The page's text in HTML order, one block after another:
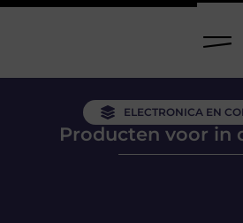
ELECTRONICA EN
Producten voor in